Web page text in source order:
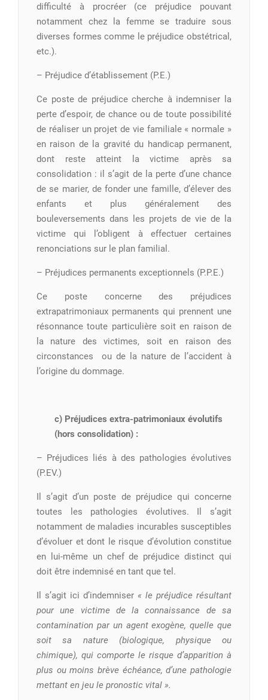
difficulté à procréer (ce préjudice pouvant
notamment chez la femme se traduire sous
diverses formes comme le préjudice obstétrical,
etc.).
– Préjudice d’établissement (P.E.)
Ce poste de préjudice cherche à indemniser la
perte d’espoir, de chance ou de toute possibilité
de réaliser un projet de vie familiale « normale »
en raison de la gravité du handicap permanent,
dont reste atteint la victime après sa
consolidation : il s’agit de la perte d’une chance
de se marier, de fonder une famille, d’élever des
enfants et plus généralement des
bouleversements dans les projets de vie de la
victime qui l’obligent à effectuer certaines
renonciations sur le plan familial.
– Préjudices permanents exceptionnels (P.P.E.)
Ce poste concerne des préjudices
extrapatrimoniaux permanents qui prennent une
résonnance toute particulière soit en raison de
la nature des victimes, soit en raison des
circonstances ou de la nature de l’accident à
l’origine du dommage.
c) Préjudices extra-patrimoniaux évolutifs
(hors consolidation) :
– Préjudices liés à des pathologies évolutives
(P.EV.)
Il s’agit d’un poste de préjudice qui concerne
toutes les pathologies évolutives. Il s’agit
notamment de maladies incurables susceptibles
d’évoluer et dont le risque d’évolution constitue
en lui-même un chef de préjudice distinct qui
doit être indemnisé en tant que tel.
Il s’agit ici d’indemniser « le préjudice résultant
pour une victime de la connaissance de sa
contamination par un agent exogène, quelle que
soit sa nature (biologique, physique ou
chimique), qui comporte le risque d’apparition à
plus ou moins brève échéance, d’une pathologie
mettant en jeu le pronostic vital ».